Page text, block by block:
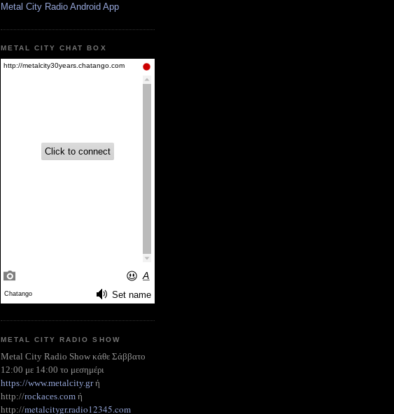
Metal City Radio Android App
METAL CITY CHAT BOX
METAL CITY RADIO SHOW
Metal City Radio Show κάθε Σάββατο
12:00 με 14:00 το μεσημέρι
https://www.metalcity.grή
http://rockaces.com ή
http://metalcitygr.radio12345.com